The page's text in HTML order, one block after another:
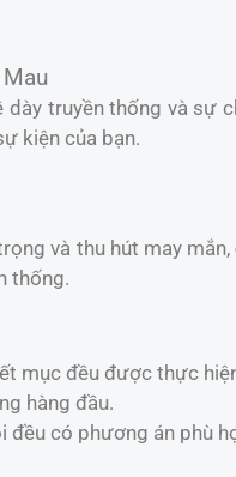
truyền thống và sự
kiện của bạn.
và thu hút may mắn,
thống.
mục đều được thực
hàng đầu.
đều có phương án phù